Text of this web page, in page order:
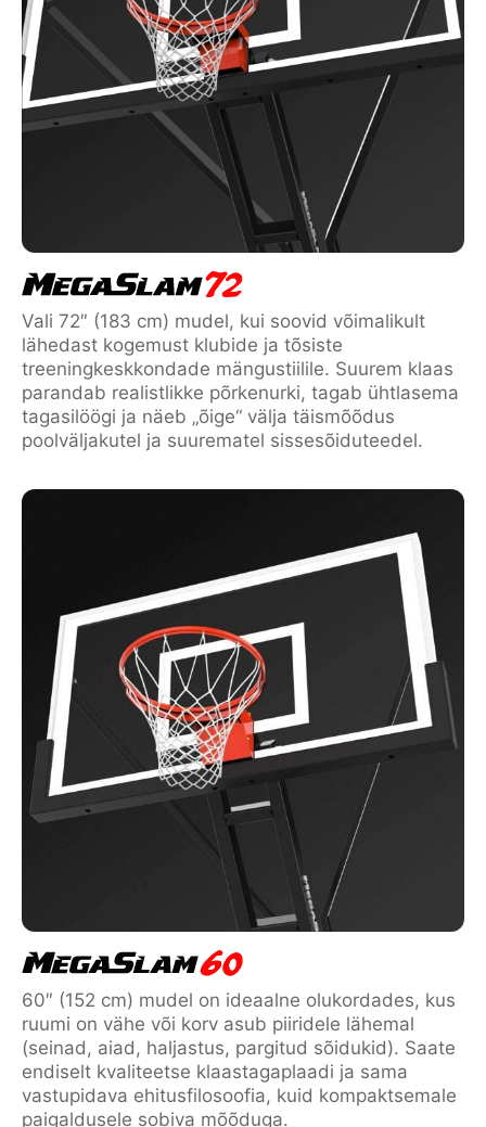
Vali 72″ (183 cm) mudel, kui soovid võimalikult
lähedast kogemust klubide ja tõsiste
treeningkeskkondade mängustiilile. Suurem klaas
parandab realistlikke põrkenurki, tagab ühtlasema
tagasilöögi ja näeb „õige“ välja täismõõdus
poolväljakutel ja suurematel sissesõiduteedel.
60″ (152 cm) mudel on ideaalne olukordades, kus
ruumi on vähe või korv asub piiridele lähemal
(seinad, aiad, haljastus, pargitud sõidukid). Saate
endiselt kvaliteetse klaastagaplaadi ja sama
vastupidava ehitusfilosoofia, kuid kompaktsemale
paigaldusele sobiva mõõduga.